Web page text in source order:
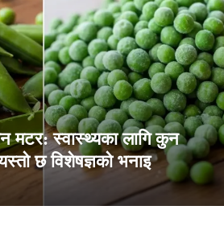
मटर: स्वास्थ्यका लागि कुन
छ विशेषज्ञको भनाइ